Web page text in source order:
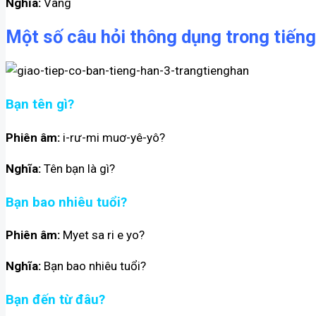
Một số câu hỏi thông dụng trong
Bạn tên gì?
Phiên âm: i-rư-mi muơ-yê-yô?
Nghĩa: Tên bạn là gì?
Bạn bao nhiêu tuổi?
Phiên âm: Myet sa ri e yo?
Nghĩa: Bạn bao nhiêu tuổi?
Bạn đến từ đâu?